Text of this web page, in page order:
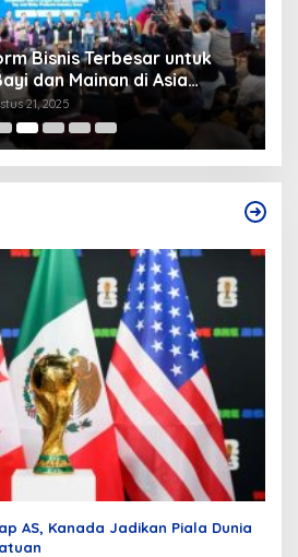
Bisnis Terbesar untuk
dan Mainan di Asia
21, 2025
AS, Kanada Jadikan Piala Dunia